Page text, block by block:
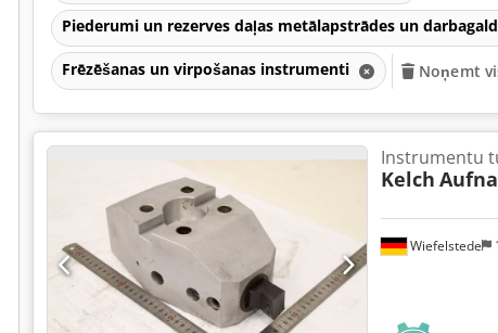
Piederumi un rezerves daļas metālapstrādes un
Frēzēšanas un virpošanas instrumenti Noņemt
Wiefelstede
Instrumentu
Kelch